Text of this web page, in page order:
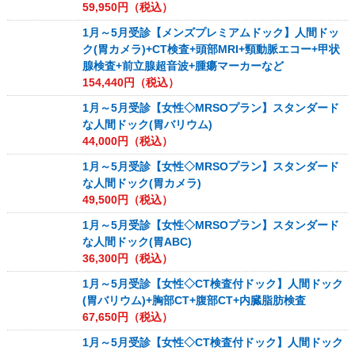
59,950円（税込）
1月～5月受診【メンズプレミアムドック】人間ドッ
ク(胃カメラ)+CT検査+頭部MRI+頸動脈エコー+甲状
腺検査+前立腺超音波+腫瘍マーカーなど
154,440円（税込）
1月～5月受診【女性◇MRSOプラン】スタンダード
な人間ドック(胃バリウム)
44,000円（税込）
1月～5月受診【女性◇MRSOプラン】スタンダード
な人間ドック(胃カメラ)
49,500円（税込）
1月～5月受診【女性◇MRSOプラン】スタンダード
な人間ドック(胃ABC)
36,300円（税込）
1月～5月受診【女性◇CT検査付ドック】人間ドック
(胃バリウム)+胸部CT+腹部CT+内臓脂肪検査
67,650円（税込）
1月～5月受診【女性◇CT検査付ドック】人間ドック